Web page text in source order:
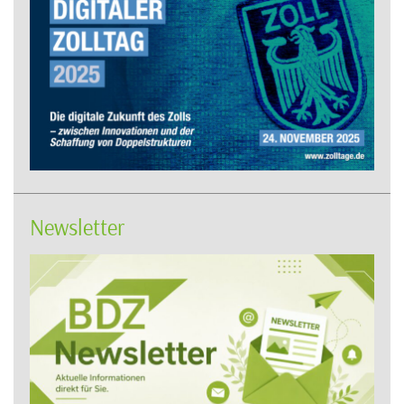
Newsletter